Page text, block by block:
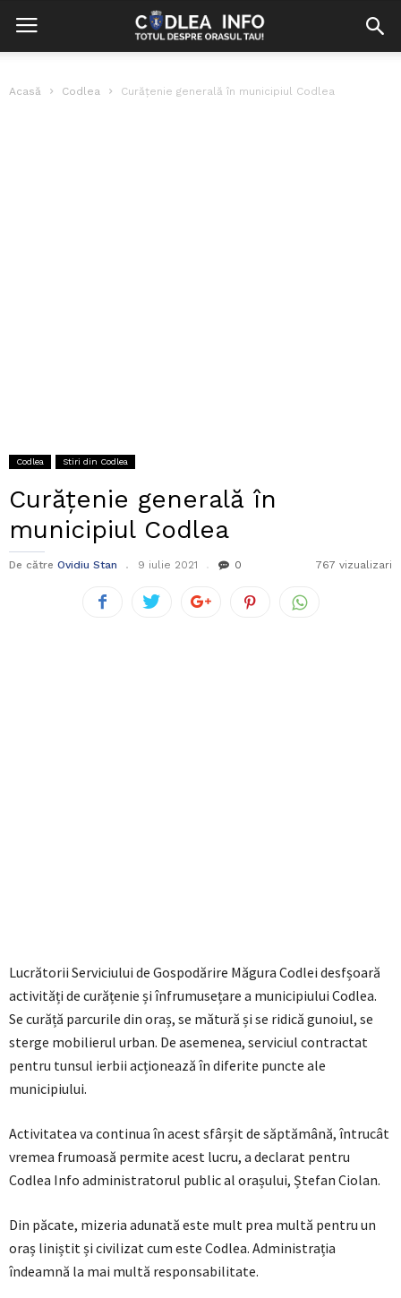
Acasă Codlea Curățenie generală în municipiul Codlea
Codlea Stiri din Codlea
Curățenie generală în
municipiul Codlea
De către Ovidiu Stan 9 iulie 2021 0 767 vizualizari
Lucrătorii Serviciului de Gospodărire Măgura Codlei desfșoară
activități de curățenie și înfrumusețare a municipiului Codlea.
Se curăță parcurile din oraș, se mătură și se ridică gunoiul, se
sterge mobilierul urban. De asemenea, serviciul contractat
pentru tunsul ierbii acționează în diferite puncte ale
municipiului.
Activitatea va continua în acest sfârșit de săptămână, întrucât
vremea frumoasă permite acest lucru, a declarat pentru
Codlea Info administratorul public al orașului, Ștefan Ciolan.
Din păcate, mizeria adunată este mult prea multă pentru un
oraș liniștit și civilizat cum este Codlea. Administrația
îndeamnă la mai multă responsabilitate.